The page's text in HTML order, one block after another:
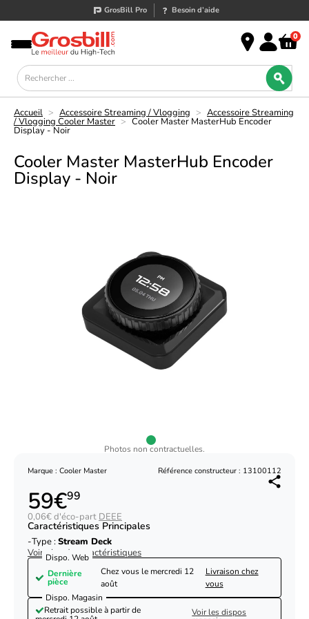
GrosBill Pro Besoin d’aide
0
Accueil > Accessoire Streaming / Vlogging > Accessoire Streaming
/ Vlogging Cooler Master > Cooler Master MasterHub Encoder
Display - Noir
Cooler Master MasterHub Encoder
Display - Noir
Photos non contractuelles.
Marque : Cooler Master Référence constructeur : 13100112
59€99
0,06€ d'éco-part DEEE
Caractéristiques Principales
Type :Stream Deck
Voir plus de caractéristiques
Dispo. Web
Dernière
pièce
Chez vous le mercredi 12
août
Livraison chez
vous
Dispo. Magasin
Retrait possible à partir de
Voir les dispos